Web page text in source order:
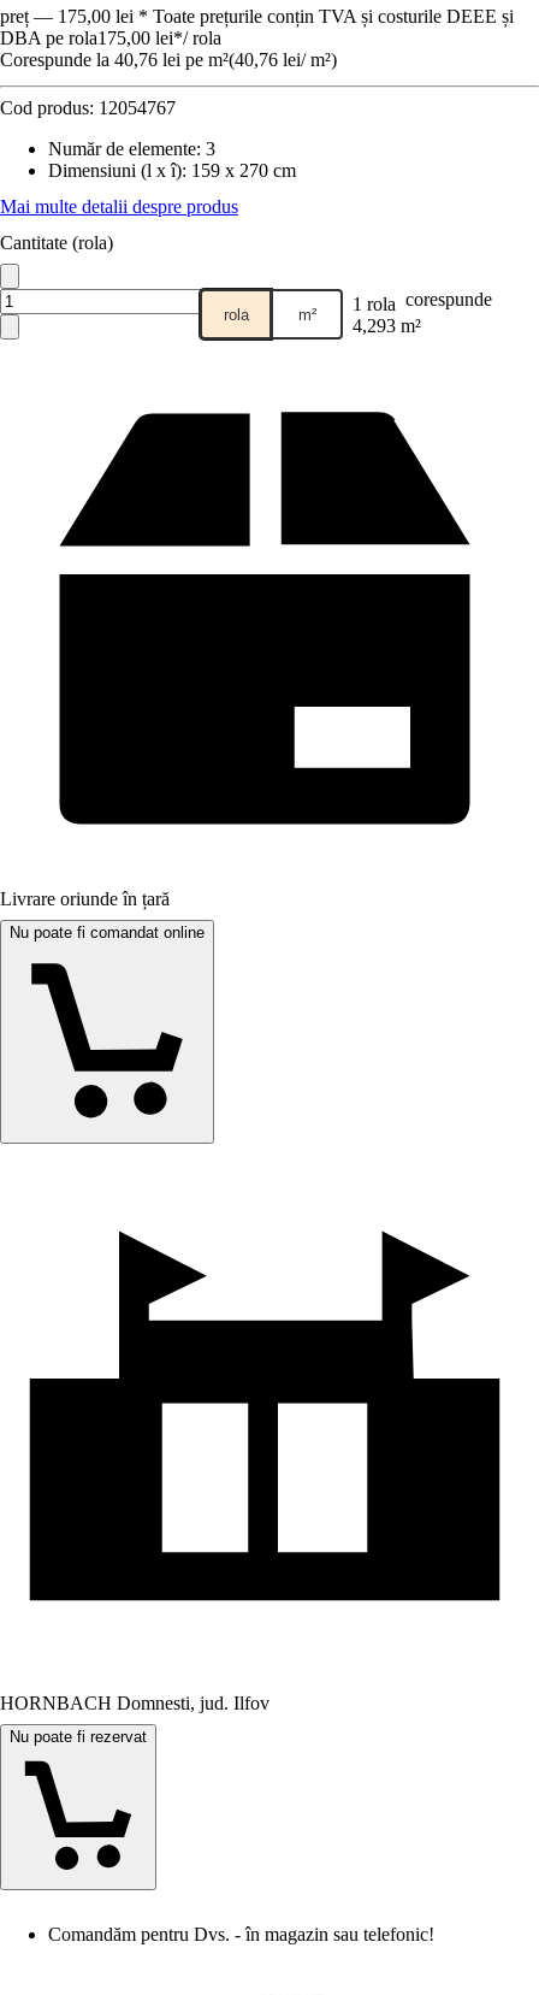
preț — 175,00 lei * Toate prețurile conțin TVA și costurile DEEE și
DBA pe rola175,00 lei*/ rola
Corespunde la 40,76 lei pe m²(40,76 lei/ m²)
Cod produs: 12054767
Număr de elemente: 3
Dimensiuni (l x î): 159 x 270 cm
Mai multe detalii despre produs
Cantitate (rola)
rola m² 1 rola corespunde
4,293 m²
Livrare oriunde în țară
Nu poate fi comandat online
HORNBACH Domnesti, jud. Ilfov
Nu poate fi rezervat
Comandăm pentru Dvs. - în magazin sau telefonic!